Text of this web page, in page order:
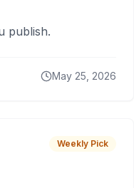
publish.
May 25, 2026
Weekly Pick